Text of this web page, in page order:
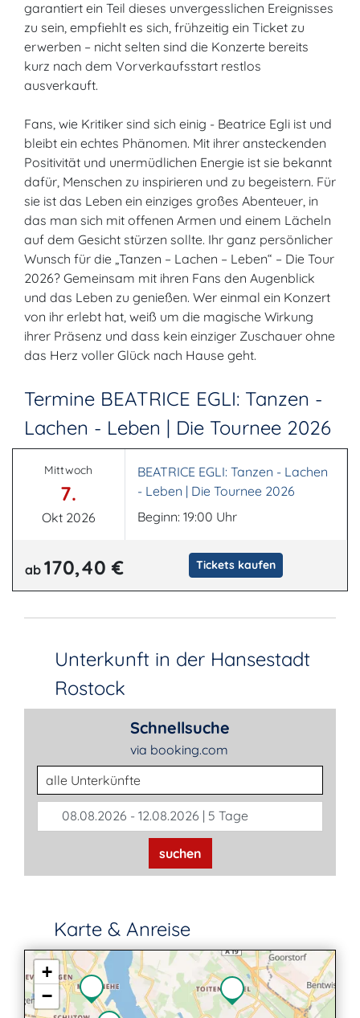
garantiert ein Teil dieses unvergesslichen Ereignisses
zu sein, empfiehlt es sich, frühzeitig ein Ticket zu
erwerben – nicht selten sind die Konzerte bereits
kurz nach dem Vorverkaufsstart restlos
ausverkauft.
Fans, wie Kritiker sind sich einig - Beatrice Egli ist und
bleibt ein echtes Phänomen. Mit ihrer ansteckenden
Positivität und unermüdlichen Energie ist sie bekannt
dafür, Menschen zu inspirieren und zu begeistern. Für
sie ist das Leben ein einziges großes Abenteuer, in
das man sich mit offenen Armen und einem Lächeln
auf dem Gesicht stürzen sollte. Ihr ganz persönlicher
Wunsch für die „Tanzen – Lachen – Leben“ – Die Tour
2026? Gemeinsam mit ihren Fans den Augenblick
und das Leben zu genießen. Wer einmal ein Konzert
von ihr erlebt hat, weiß um die magische Wirkung
ihrer Präsenz und dass kein einziger Zuschauer ohne
das Herz voller Glück nach Hause geht.
Termine BEATRICE EGLI: Tanzen -
Lachen - Leben | Die Tournee 2026
Mittwoch
7.
Okt 2026
BEATRICE EGLI: Tanzen - Lachen
- Leben | Die Tournee 2026
Beginn: 19:00 Uhr
ab 170,40 € Tickets kaufen
Unterkunft in der Hansestadt
Rostock
Schnellsuche
via booking.com
Unterkunftsart
08.08.2026 - 12.08.2026 | 5 Tage
suchen
Karte & Anreise
+
−